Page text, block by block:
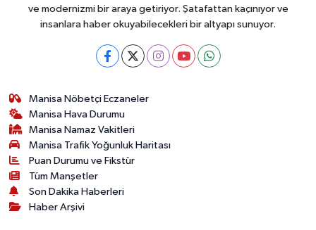
ve modernizmi bir araya getiriyor. Şatafattan kaçınıyor ve
insanlara haber okuyabilecekleri bir altyapı sunuyor.
Manisa Nöbetçi Eczaneler
Manisa Hava Durumu
Manisa Namaz Vakitleri
Manisa Trafik Yoğunluk Haritası
Puan Durumu ve Fikstür
Tüm Manşetler
Son Dakika Haberleri
Haber Arşivi